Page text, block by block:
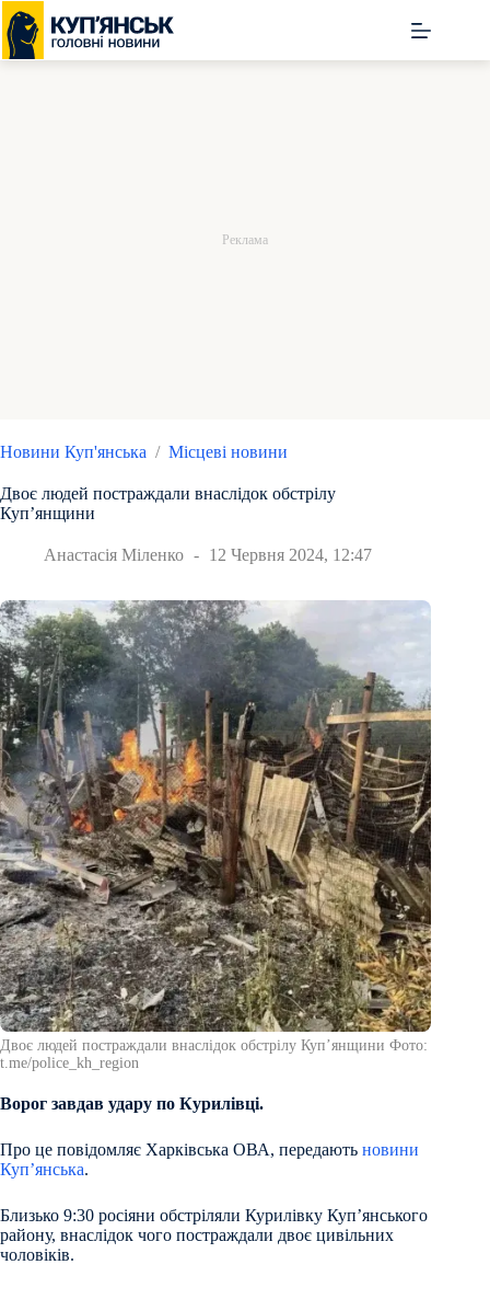
Перейти
до
вмісту
Новини Куп'янська / Місцеві новини
Двоє людей постраждали внаслідок обстрілу
Купʼянщини
Анастасія Міленко 12 Червня 2024, 12:47
Двоє людей постраждали внаслідок обстрілу Купʼянщини Фото:
t.me/police_kh_region
Ворог завдав удару по Курилівці.
Про це повідомляє Харківська ОВА, передають новини
Куп’янська.
Близько 9:30 росіяни обстріляли Курилівку Купʼянського
району, внаслідок чого постраждали двоє цивільних
чоловіків.